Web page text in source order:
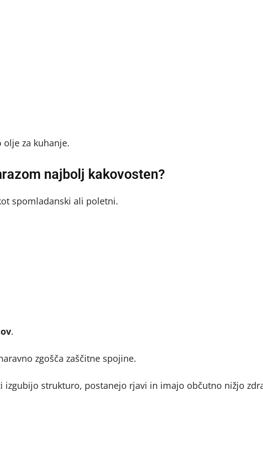
za kuhanje.
najbolj kakovosten?
spomladanski ali poletni.
.
zgošča zaščitne spojine.
izgubijo strukturo, postanejo rjavi in imajo občutno nižjo